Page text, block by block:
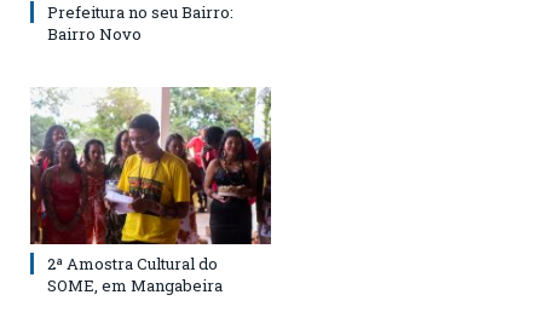
Prefeitura no seu Bairro:
Bairro Novo
2ª Amostra Cultural do
SOME, em Mangabeira